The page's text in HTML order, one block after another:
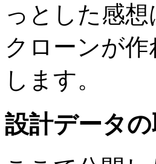
っとした感想
クローンが
します。
設計データの